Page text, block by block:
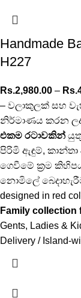
Handmade
H227
Rs.2,980.00 – Rs.
– වලාකුලක් සහ
නිර්මාණය කරන
එකම රටාවකින්
පිරිමි ඇඳුම්, කාන්තා
ගෙවීමේ ක්‍රම
නොමිලේ
designed in red
Family collection
Gents, Ladies &
Delivery / Island-